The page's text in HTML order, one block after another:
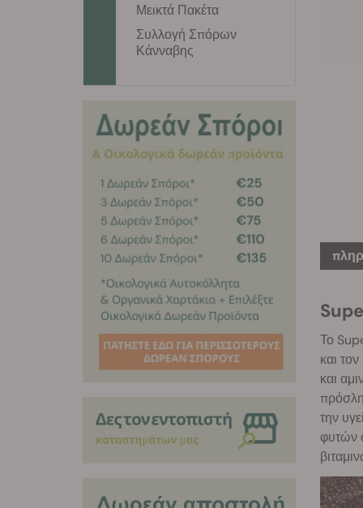
Το
και
και
την
φυτών
Μεικτά Πακέτα
Συλλογή Σπόρων
Κάνναβης